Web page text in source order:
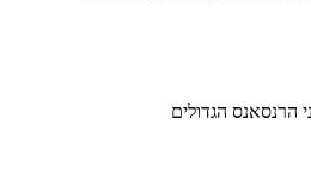
הרנסאנס הגדולים